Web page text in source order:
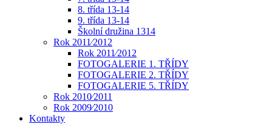
8. třída 13-14
9. třída 13-14
Školní družina 1314
Rok 2011⁄2012
Rok 2011⁄2012
FOTOGALERIE 1. TŘÍDY
FOTOGALERIE 2. TŘÍDY
FOTOGALERIE 5. TŘÍDY
Rok 2010⁄2011
Rok 2009⁄2010
Kontakty